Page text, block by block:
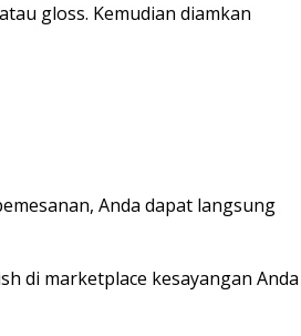
gloss. Kemudian diamkan
Anda dapat langsung
di marketplace kesayangan Anda